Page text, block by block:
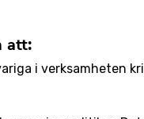
att:
i verksamheten